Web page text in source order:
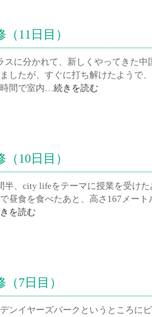
11日目）
スに分かれて、新しくやってきた
したが、すぐに打ち解けたようで
間で室内…続きを読む
10日目）
半、city lifeをテーマに授業を受け
昼食を食べたあと、高さ167メー
を読む
7日目）
ンイヤーズパークというところに